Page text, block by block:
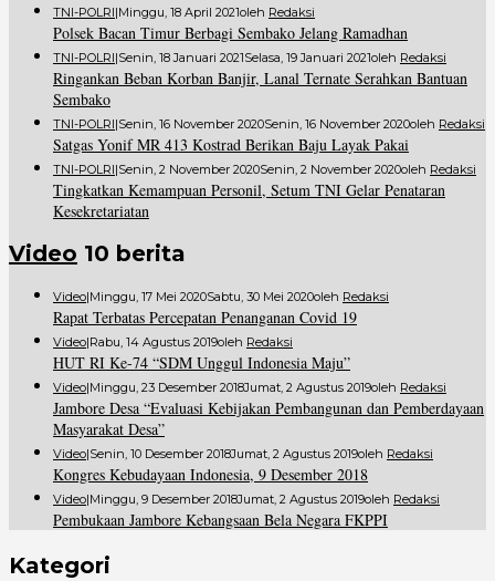
TNI-POLRI|Minggu, 18 April 2021Oleh Redaksi
Polsek Bacan Timur Berbagi Sembako Jelang Ramadhan
TNI-POLRI|Senin, 18 Januari 2021Selasa, 19 Januari 2021Oleh Redaksi
Ringankan Beban Korban Banjir, Lanal Ternate Serahkan Bantuan
Sembako
TNI-POLRI|Senin, 16 November 2020Senin, 16 November 2020Oleh Redaksi
Satgas Yonif MR 413 Kostrad Berikan Baju Layak Pakai
TNI-POLRI|Senin, 2 November 2020Senin, 2 November 2020Oleh Redaksi
Tingkatkan Kemampuan Personil, Setum TNI Gelar Penataran
Kesekretariatan
Video 10 berita
Video|Minggu, 17 Mei 2020Sabtu, 30 Mei 2020Oleh Redaksi
Rapat Terbatas Percepatan Penanganan Covid 19
Video|Rabu, 14 Agustus 2019Oleh Redaksi
HUT RI Ke-74 “SDM Unggul Indonesia Maju”
Video|Minggu, 23 Desember 2018Jumat, 2 Agustus 2019Oleh Redaksi
Jambore Desa “Evaluasi Kebijakan Pembangunan dan Pemberdayaan
Masyarakat Desa”
Video|Senin, 10 Desember 2018Jumat, 2 Agustus 2019Oleh Redaksi
Kongres Kebudayaan Indonesia, 9 Desember 2018
Video|Minggu, 9 Desember 2018Jumat, 2 Agustus 2019Oleh Redaksi
Pembukaan Jambore Kebangsaan Bela Negara FKPPI
Kategori